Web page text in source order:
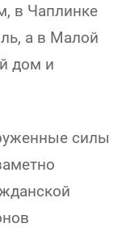
в Чаплинке
а в Малой
дом и
силы